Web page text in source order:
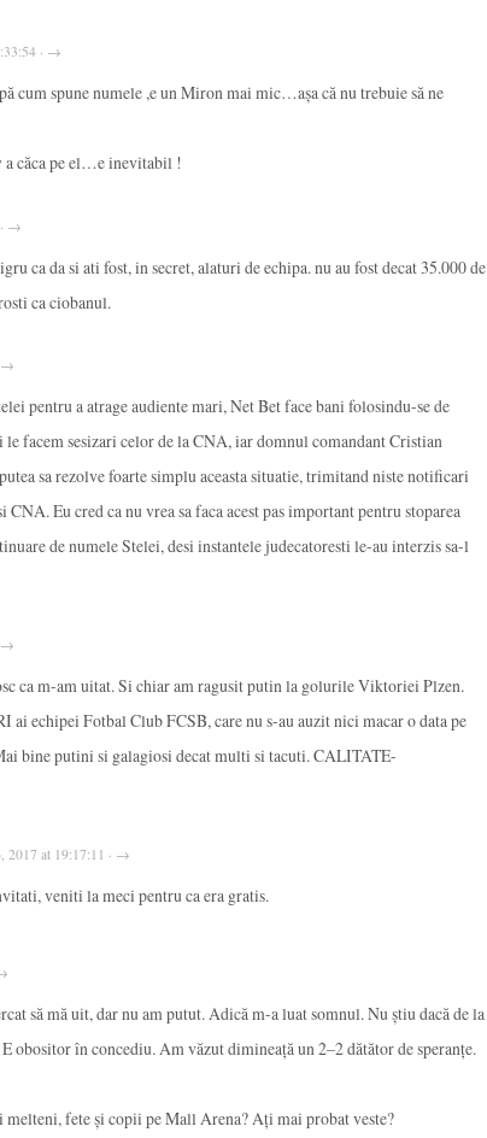
· →
cum spune numele ,e un Miron mai mic…aşa că nu trebuie să ne
a căca pe el…e inevitabil !
→
ca da si ati fost, in secret, alaturi de echipa. nu au fost decat 35.000 de
ca ciobanul.
→
pentru a atrage audiente mari, Net Bet face bani folosindu-se de
le facem sesizari celor de la CNA, iar domnul comandant Cristian
sa rezolve foarte simplu aceasta situatie, trimitand niste notificari
Eu cred ca nu vrea sa faca acest pas important pentru stoparea
de numele Stelei, desi instantele judecatoresti le-au interzis sa-l
→
ca m-am uitat. Si chiar am ragusit putin la golurile Viktoriei Plzen.
ai echipei Fotbal Club FCSB, care nu s-au auzit nici macar o data pe
bine putini si galagiosi decat multi si tacuti. CALITATE-
2017 at 19:17:11 · →
veniti la meci pentru ca era gratis.
să mă uit, dar nu am putut. Adică m-a luat somnul. Nu știu dacă de la
E obositor în concediu. Am văzut dimineață un 2–2 dătător de speranțe.
fete și copii pe Mall Arena? Ați mai probat veste?